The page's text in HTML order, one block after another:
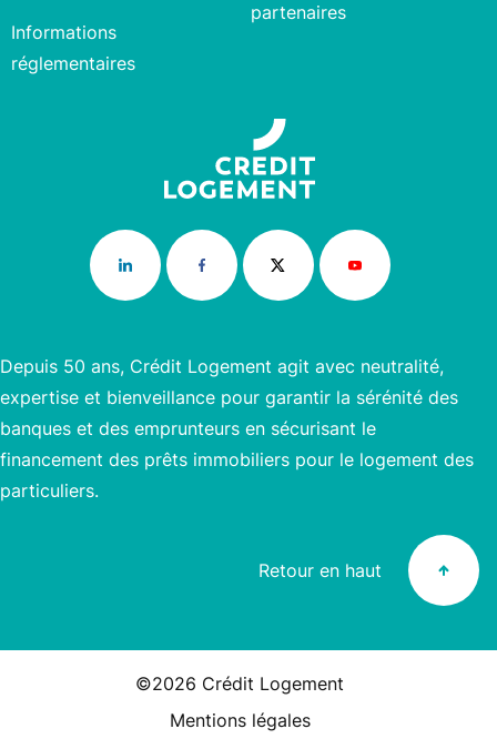
Informations
réglementaires
partenaires
Depuis 50 ans, Crédit Logement agit avec neutralité,
expertise et bienveillance pour garantir la sérénité des
banques et des emprunteurs en sécurisant le
financement des prêts immobiliers pour le logement des
particuliers.
Retour en haut
©2026 Crédit Logement
Mentions légales